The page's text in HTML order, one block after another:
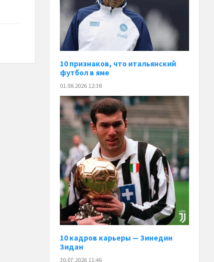
10 признаков, что итальянский
футбол в яме
01.08.2026 12:38
10 кадров карьеры — Зинедин
Зидан
30.07.2026 11:46